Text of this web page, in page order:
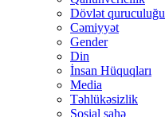
Dövlət quruculuğu
Cəmiyyət
Gender
Din
İnsan Hüquqları
Media
Təhlükəsizlik
Sosial sahə